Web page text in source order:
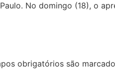
No domingo (18), o
obrigatórios são